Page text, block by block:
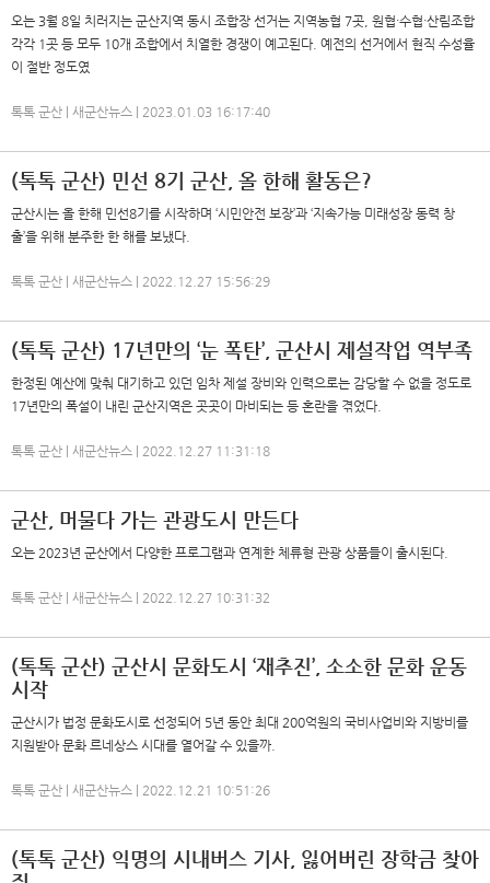
오는 3월 8일 치러지는 군산지역 동시 조합장 선거는 지역농협 7곳, 원협·수협·산림조합
각각 1곳 등 모두 10개 조합에서 치열한 경쟁이 예고된다. 예전의 선거에서 현직 수성율
이 절반 정도였
톡톡 군산 | 새군산뉴스 | 2023.01.03 16:17:40
(톡톡 군산) 민선 8기 군산, 올 한해 활동은?
군산시는 올 한해 민선8기를 시작하며 ‘시민안전 보장’과 ‘지속가능 미래성장 동력 창
출’을 위해 분주한 한 해를 보냈다.
톡톡 군산 | 새군산뉴스 | 2022.12.27 15:56:29
(톡톡 군산) 17년만의 ‘눈 폭탄’, 군산시 제설작업 역부족
한정된 예산에 맞춰 대기하고 있던 임차 제설 장비와 인력으로는 감당할 수 없을 정도로
17년만의 폭설이 내린 군산지역은 곳곳이 마비되는 등 혼란을 겪었다.
톡톡 군산 | 새군산뉴스 | 2022.12.27 11:31:18
군산, 머물다 가는 관광도시 만든다
오는 2023년 군산에서 다양한 프로그램과 연계한 체류형 관광 상품들이 출시된다.
톡톡 군산 | 새군산뉴스 | 2022.12.27 10:31:32
(톡톡 군산) 군산시 문화도시 ‘재추진’, 소소한 문화 운동
시작
군산시가 법정 문화도시로 선정되어 5년 동안 최대 200억원의 국비사업비와 지방비를
지원받아 문화 르네상스 시대를 열어갈 수 있을까.
톡톡 군산 | 새군산뉴스 | 2022.12.21 10:51:26
(톡톡 군산) 익명의 시내버스 기사, 잃어버린 장학금 찾아